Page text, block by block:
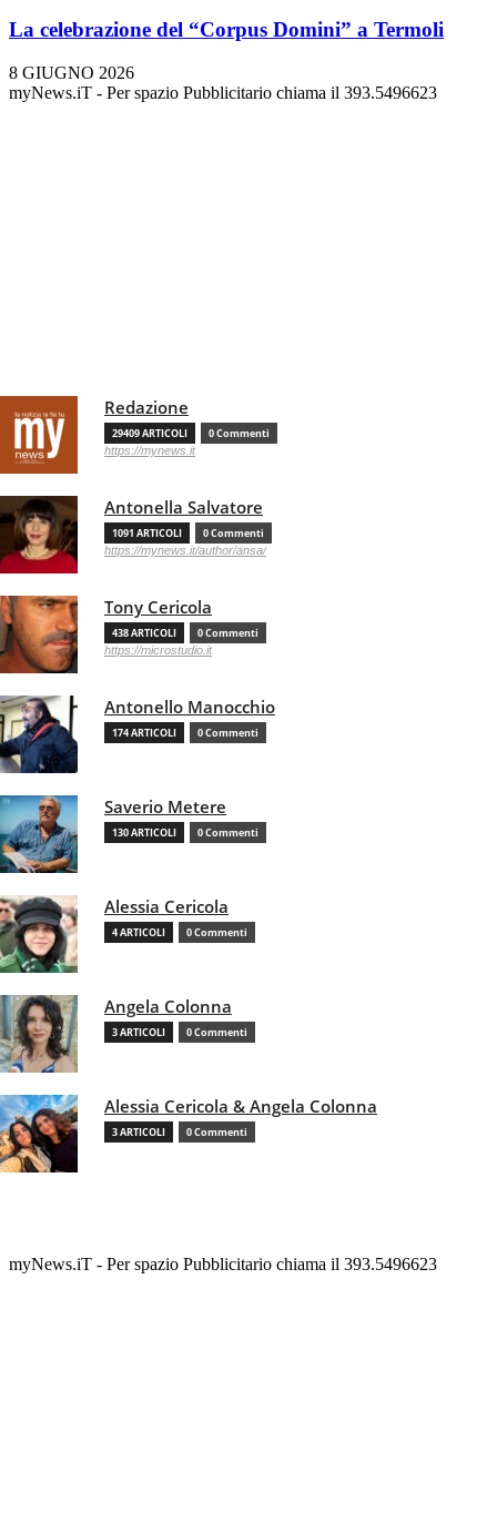
La celebrazione del “Corpus Domini” a Termoli
8 GIUGNO 2026
myNews.iT - Per spazio Pubblicitario chiama il 393.5496623
Redazione
29409 ARTICOLI 0 Commenti
https://mynews.it
Antonella Salvatore
1091 ARTICOLI 0 Commenti
https://mynews.it/author/ansa/
Tony Cericola
438 ARTICOLI 0 Commenti
https://microstudio.it
Antonello Manocchio
174 ARTICOLI 0 Commenti
Saverio Metere
130 ARTICOLI 0 Commenti
Alessia Cericola
4 ARTICOLI 0 Commenti
Angela Colonna
3 ARTICOLI 0 Commenti
Alessia Cericola & Angela Colonna
3 ARTICOLI 0 Commenti
myNews.iT - Per spazio Pubblicitario chiama il 393.5496623